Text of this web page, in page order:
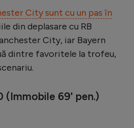
fotbalului
City sunt cu un pas în
din deplasare cu RB
City, iar Bayern
dintre favoritele la trofeu,
(Immobile 69' pen.)